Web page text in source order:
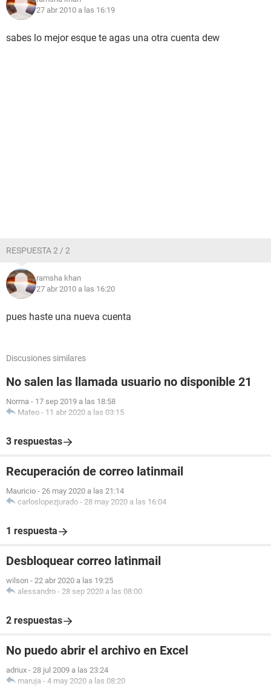
27 abr 2010 a las 16:19
sabes lo mejor esque te agas una otra cuenta dew
RESPUESTA 2 / 2
ramsha khan
27 abr 2010 a las 16:20
pues haste una nueva cuenta
Discusiones similares
No salen las llamada usuario no disponible 21
Norma - 17 sep 2019 a las 18:58
Mateo - 11 abr 2020 a las 03:15
3 respuestas
Recuperación de correo latinmail
Mauricio - 26 may 2020 a las 21:14
carloslopezjurado - 28 may 2020 a las 16:04
1 respuesta
Desbloquear correo latinmail
wilson - 22 abr 2020 a las 19:25
alessandro - 28 sep 2020 a las 08:00
2 respuestas
No puedo abrir el archivo en Excel
adriux - 28 jul 2009 a las 23:24
maruja - 4 may 2020 a las 08:20